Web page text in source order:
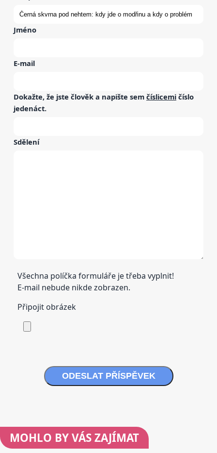
Jméno
E-mail
Dokažte, že jste člověk a napište sem číslicemi číslo
jedenáct.
Sdělení
Všechna políčka formuláře je třeba vyplnit!
E-mail nebude nikde zobrazen.
Připojit obrázek
ODESLAT PŘÍSPĚVEK
MOHLO BY VÁS ZAJÍMAT